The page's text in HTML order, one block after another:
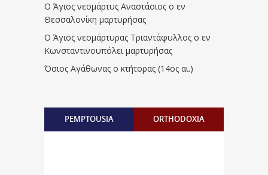
Ο Άγιος νεομάρτυς Αναστάσιος ο εν
Θεσσαλονίκη μαρτυρήσας
Ο Άγιος νεομάρτυρας Τριαντάφυλλος ο εν
Κωνσταντινουπόλει μαρτυρήσας
Όσιος Αγάθωνας ο κτήτορας (14ος αι.)
PEMPTOUSIA ORTHODOXIA